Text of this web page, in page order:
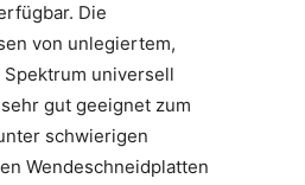
Die
von unlegiertem,
universell
gut geeignet zum
schwierigen
Wendeschneidplatten